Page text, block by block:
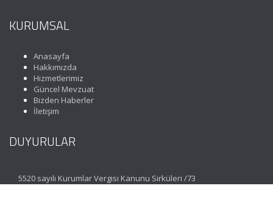
KURUMSAL
Anasayfa
Hakkımızda
Hizmetlerimiz
Güncel Mevzuat
Bizden Haberler
İletişim
DUYURULAR
5520 sayılı Kurumlar Vergisi Kanunu Sirküleri /73